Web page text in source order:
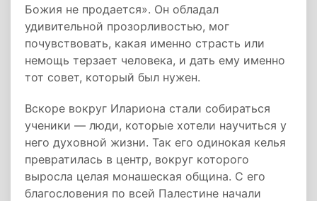
Божия не продается». Он обладал
удивительной прозорливостью, мог
почувствовать, какая именно страсть или
немощь терзает человека, и дать ему именно
тот совет, который был нужен.
Вскоре вокруг Илариона стали собираться
ученики — люди, которые хотели научиться у
него духовной жизни. Так его одинокая келья
превратилась в центр, вокруг которого
выросла целая монашеская община. С его
благословения по всей Палестине начали